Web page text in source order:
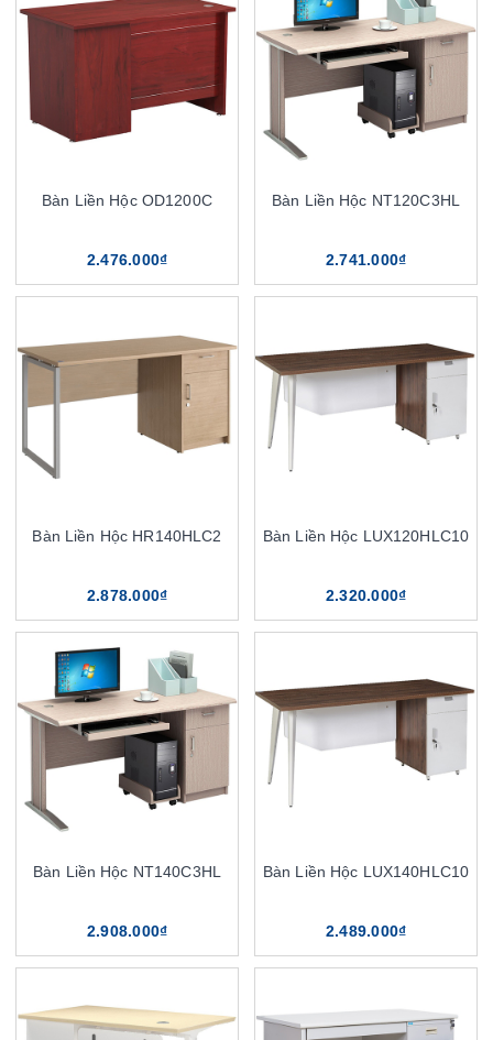
Bàn Liền Hộc OD1200C
2.476.000₫
Bàn Liền Hộc NT120C3HL
2.741.000₫
Bàn Liền Hộc HR140HLC2
2.878.000₫
Bàn Liền Hộc LUX120HLC10
2.320.000₫
Bàn Liền Hộc NT140C3HL
2.908.000₫
Bàn Liền Hộc LUX140HLC10
2.489.000₫